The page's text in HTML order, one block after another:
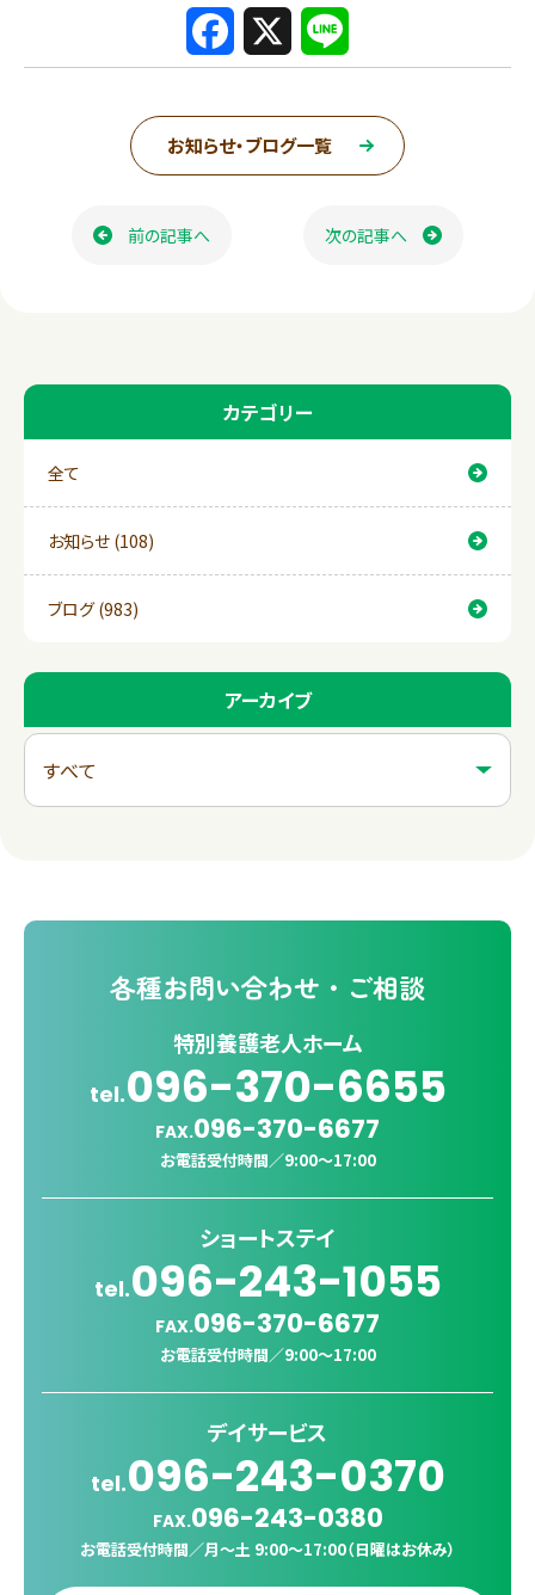
F
c
e
b
L
n
e
お知らせ・ブログ一覧
前の記事へ 次の記事へ
カテゴリー
全て
お知らせ (108)
ブログ (983)
アーカイブ
各種お問い合わせ・ご相談
特別養護老人ホーム
tel.096-370-6655
FAX.096-370-6677
お電話受付時間／9:00〜17:00
ショートステイ
tel.096-243-1055
FAX.096-370-6677
お電話受付時間／9:00〜17:00
デイサービス
tel.096-243-0370
FAX.096-243-0380
お電話受付時間／月〜土 9:00〜17:00（日曜はお休み）